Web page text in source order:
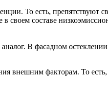
То есть, препятствуют
составе
В фасадном остеклении
внешним факторам. То